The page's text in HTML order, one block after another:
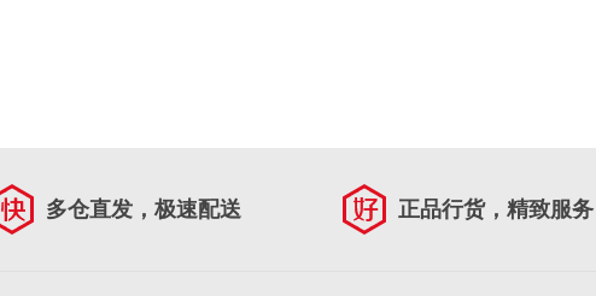
多仓直发，极速配送 正品行货，精致服务